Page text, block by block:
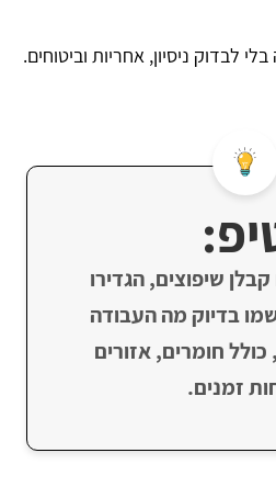
לבדוק ניסיון, אחריות וביטוחים.
שיפוצים, הגדירו
בדיוק מה העבודה
חומרים, אזורים
זמנים.